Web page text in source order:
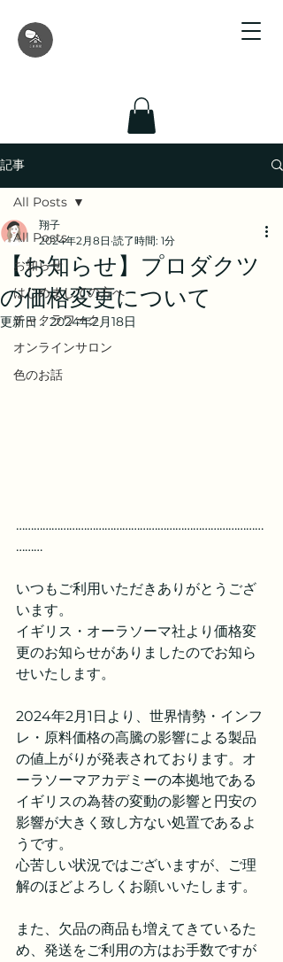
記事
All Posts
お知らせ
はじめましての方へ
チャクラワーク
オンラインサロン
色のお話
All Posts
【お知らせ】プロダクツ
の価格変更について
翔子
2024年2月8日 読了時間: 1分
更新日：2024年2月18日
…………………………………………………………………………
………
いつもご利用いただきありがとうござ
います。
イギリス・オーラソーマ社より価格変
更のお知らせがありましたのでお知ら
せいたします。
2024年2月1日より、世界情勢・インフ
レ・原料価格の高騰の影響による製品
の値上がりが発表されております。オ
ーラソーマアカデミーの本拠地である
イギリスの為替の変動の影響と円安の
影響が大きく致し方ない処置であるよ
うです。
心苦しい状況ではございますが、ご理
解のほどよろしくお願いいたします。
また、欠品の商品も増えてきているた
め、発送をご利用の方はお手数ですが